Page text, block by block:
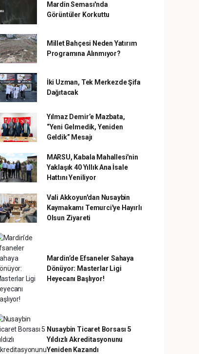
Mardin Seması'nda
Görüntüler Korkuttu
Millet Bahçesi Neden Yatırım
Programına Alınmıyor?
İki Uzman, Tek Merkezde Şifa
Dağıtacak
Yılmaz Demir’e Mazbata,
“Yeni Gelmedik, Yeniden
Geldik” Mesajı
MARSU, Kabala Mahallesi'nin
Yaklaşık 40 Yıllık Ana İsale
Hattını Yeniliyor
Vali Akkoyun'dan Nusaybin
Kaymakamı Temurci'ye Hayırlı
Olsun Ziyareti
Mardin’de Efsaneler Sahaya
Dönüyor: Masterlar Ligi
Heyecanı Başlıyor!
Nusaybin Ticaret Borsası 5
Yıldızlı Akreditasyonunu
Yeniden Kazandı